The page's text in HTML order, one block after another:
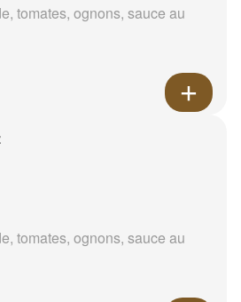
tomates, ognons, sauce au
tomates, ognons, sauce au